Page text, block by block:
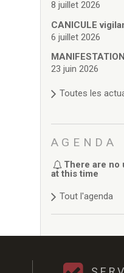
8 juillet 2026
CANICULE
6 juillet 2026
23 juin 2026
Toutes les
AGENDA
There are no
at this time
Tout l'agenda